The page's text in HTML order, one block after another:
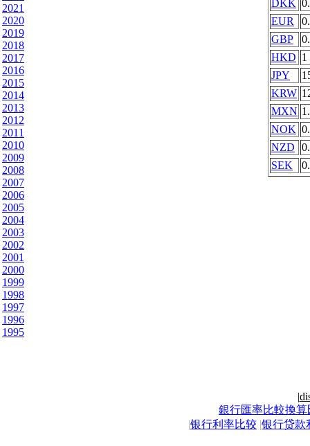
2021
2020
2019
2018
2017
2016
2015
2014
2013
2012
2011
2010
2009
2008
2007
2006
2005
2004
2003
2002
2001
2000
1999
1998
1997
1996
1995
DKK
EUR
GBP
HKD 1
JPY
KRW
MXN
NOK
NZD
SEK
|
銀行匯率比較換算
|银行利率比较 |银行贷款